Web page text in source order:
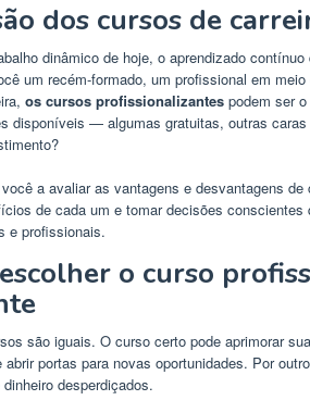
dos cursos de
dinâmico de hoje, o aprendizado
um recém-formado, um profissional em
os cursos profissionalizantes podem ser
disponíveis — algumas gratuitas, outras
a avaliar as vantagens e desvantagens
de cada um e tomar decisões
e profissionais.
o curso
são iguais. O curso certo pode aprimorar
abrir portas para novas oportunidades. Por
desperdiçados.